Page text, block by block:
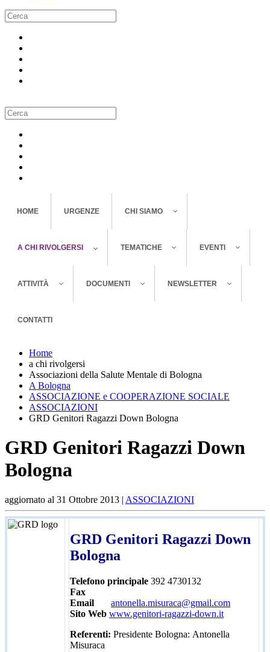
HOME URGENZE CHI SIAMO
A CHI RIVOLGERSI TEMATICHE EVENTI
ATTIVITÀ DOCUMENTI NEWSLETTER
CONTATTI
Home
a chi rivolgersi
Associazioni della Salute Mentale di Bologna
A Bologna
ASSOCIAZIONE e COOPERAZIONE SOCIALE
ASSOCIAZIONI
GRD Genitori Ragazzi Down Bologna
GRD Genitori Ragazzi Down
Bologna
aggiornato al 31 Ottobre 2013 | ASSOCIAZIONI
GRD Genitori Ragazzi Down
Bologna
Telefono principale 392 4730132
Fax
Email
antonella.misuraca@gmail.com
Sito Web www.genitori-ragazzi-down.it
Referenti: Presidente Bologna: Antonella
Misuraca